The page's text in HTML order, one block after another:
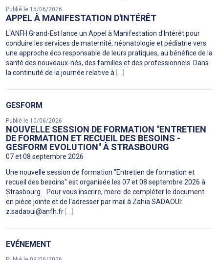
Publié le 15/06/2026
APPEL À MANIFESTATION D'INTÉRÊT
L'ANFH Grand-Est lance un Appel à Manifestation d'Intérêt pour
conduire les services de maternité, néonatologie et pédiatrie vers
une approche éco responsable de leurs pratiques, au bénéfice de la
santé des nouveaux-nés, des familles et des professionnels. Dans
la continuité de la journée relative à [...]
GESFORM
Publié le 10/06/2026
NOUVELLE SESSION DE FORMATION "ENTRETIEN
DE FORMATION ET RECUEIL DES BESOINS -
GESFORM EVOLUTION" À STRASBOURG
07 et 08 septembre 2026
Une nouvelle session de formation "Entretien de formation et
recueil des besoins" est organisée les 07 et 08 septembre 2026 à
Strasbourg. Pour vous inscrire, merci de compléter le document
en pièce jointe et de l'adresser par mail à Zahia SADAOUI:
z.sadaoui@anfh.fr [...]
EVÉNEMENT